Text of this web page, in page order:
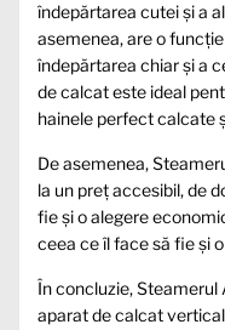
îndepărtarea cutei și a
asemenea, are o
îndepărtarea chiar și a
de calcat este ideal
hainele perfect calcate
De asemenea,
la un preț accesibil, de
fie și o alegere
ceea ce îl face să fie și
În concluzie,
aparat de calcat